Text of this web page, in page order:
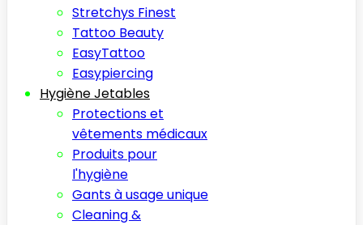
Stretchys Finest
Tattoo Beauty
EasyTattoo
Easypiercing
Hygiène Jetables
Protections et
vêtements médicaux
Produits pour
l'hygiène
Gants à usage unique
Cleaning &